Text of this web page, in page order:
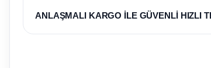
ANLAŞMALI KARGO İLE GÜVENLİ HIZLI